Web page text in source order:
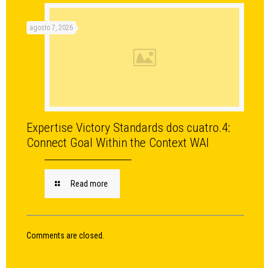
agosto 7, 2026
Expertise Victory Standards dos cuatro.4:
Connect Goal Within the Context WAI
Read more
Comments are closed.